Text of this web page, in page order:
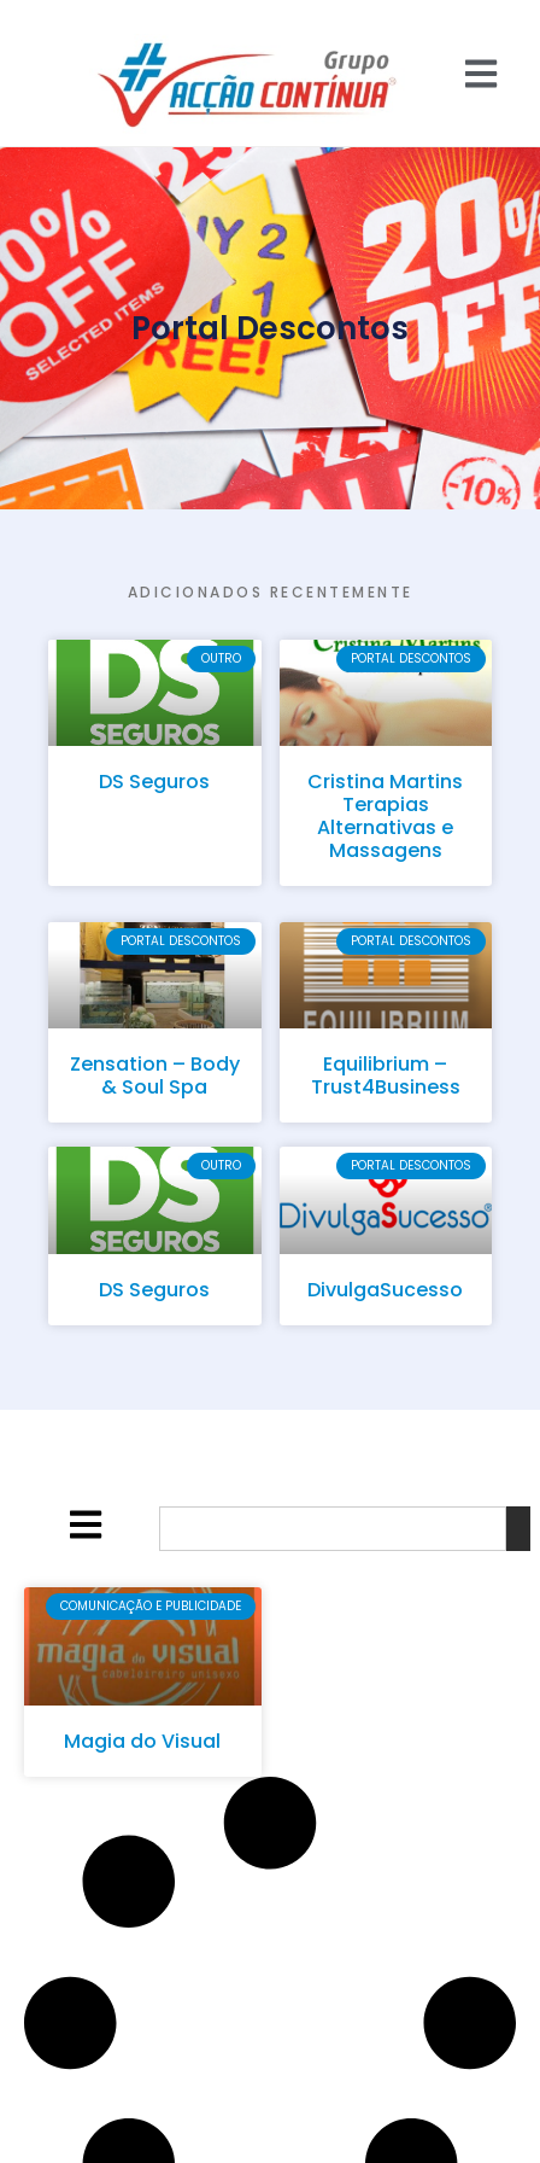
Portal Descontos
ADICIONADOS RECENTEMENTE
OUTRO
DS Seguros
PORTAL DESCONTOS
Cristina Martins
Terapias
Alternativas e
Massagens
PORTAL DESCONTOS
Zensation – Body
& Soul Spa
PORTAL DESCONTOS
Equilibrium –
Trust4Business
OUTRO
DS Seguros
PORTAL DESCONTOS
DivulgaSucesso
COMUNICAÇÃO E PUBLICIDADE
Magia do Visual